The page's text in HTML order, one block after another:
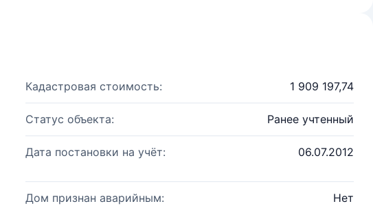
Кадастровая стоимость: 1 909 197,74
Статус объекта: Ранее учтенный
Дата постановки на учёт: 06.07.2012
Дом признан аварийным: Нет